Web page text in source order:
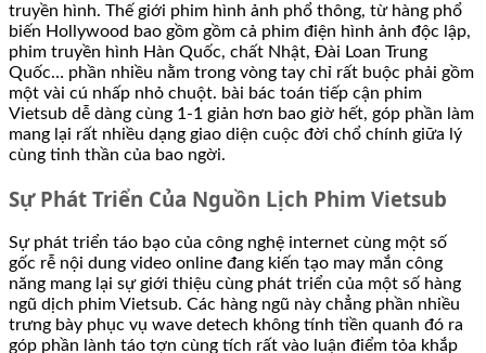
truyền hình. Thế giới phim hình ảnh phổ thông, từ hàng phổ
biến Hollywood bao gồm gồm cả phim điện hình ảnh độc lập,
phim truyền hình Hàn Quốc, chất Nhật, Đài Loan Trung
Quốc… phần nhiều nằm trong vòng tay chỉ rất buộc phải gồm
một vài cú nhấp nhỏ chuột. bài bác toán tiếp cận phim
Vietsub dễ dàng cùng 1-1 giản hơn bao giờ hết, góp phần làm
mang lại rất nhiều dạng giao diện cuộc đời chổ chính giữa lý
cùng tinh thần của bao ngời.
Sự Phát Triển Của Nguồn Lịch Phim Vietsub
Sự phát triển táo bạo của công nghệ internet cùng một số
gốc rễ nội dung video online đang kiến tạo may mắn công
năng mang lại sự giới thiệu cùng phát triển của một số hàng
ngũ dịch phim Vietsub. Các hàng ngũ này chẳng phần nhiều
trưng bày phục vụ wave detech không tính tiền quanh đó ra
góp phần lành táo tợn cùng tích rất vào luận điểm tỏa khắp